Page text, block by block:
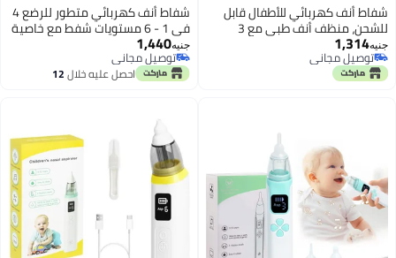
شفاط أنف كهربائي للأطفال قابل
للشحن، منظف أنف طبي مع 3
رؤوس سيليكون وقوة شفط قابلة
للتعديل، مزود بموسيقى وإضاءة
لتهدئة الرضع.
جنيه1,314
توصيل مجاني
توصيل مجاني
شفاط أنف كهربائي متطور للرضع 4
في 1 - 6 مستويات شفط مع خاصية
مزود بـ 6 أغاني وإضاءة ليلية
مهدئة - منظف أنف عميق
جنيه1,440
توصيل مجاني
توصيل مجانياحصل عليه خلال12